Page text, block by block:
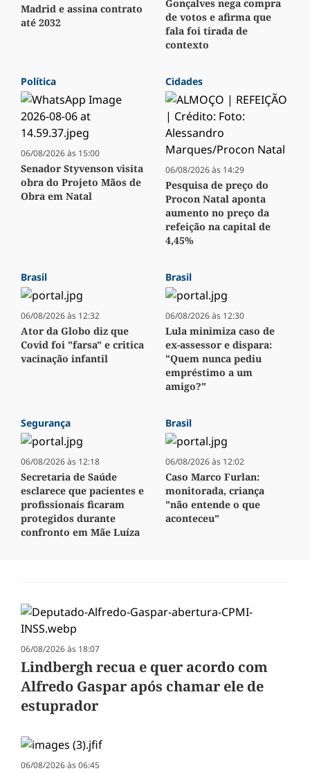
Madrid e assina contrato
até 2032
Gonçalves nega compra
de votos e afirma que
fala foi tirada de
contexto
Política
06/08/2026 às 15:00
Senador Styvenson visita
obra do Projeto Mãos de
Obra em Natal
Cidades
06/08/2026 às 14:29
Pesquisa de preço do
Procon Natal aponta
aumento no preço da
refeição na capital de
4,45%
Brasil
06/08/2026 às 12:32
Ator da Globo diz que
Covid foi "farsa" e critica
vacinação infantil
Brasil
06/08/2026 às 12:30
Lula minimiza caso de
ex-assessor e dispara:
"Quem nunca pediu
empréstimo a um
amigo?"
Segurança
06/08/2026 às 12:18
Secretaria de Saúde
esclarece que pacientes e
profissionais ficaram
protegidos durante
confronto em Mãe Luíza
Brasil
06/08/2026 às 12:02
Caso Marco Furlan:
monitorada, criança
"não entende o que
aconteceu"
06/08/2026 às 18:07
Lindbergh recua e quer acordo com
Alfredo Gaspar após chamar ele de
estuprador
06/08/2026 às 06:45